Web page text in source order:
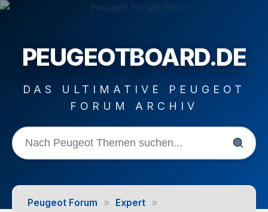
PEUGEOTBOARD.DE
DAS ULTIMATIVE PEUGEOT
FORUM ARCHIV
Peugeot Forum » Expert »